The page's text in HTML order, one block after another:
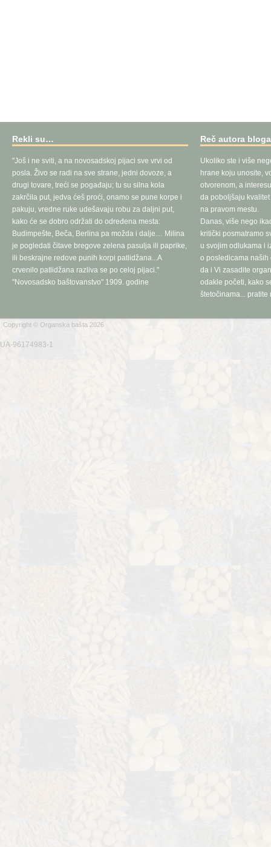
Rekli su…
"Još i ne sviti, a na novosadskoj pijaci sve vrvi od
posla. Živo se radi na sve strane, jedni dovoze, a
drugi tovare, treći se pogađaju; tu su silna kola
zakrčila put, jedva ćeš proći, onamo se pune korpe i
pakuju, vredne ruke udešavaju robu za daljni put,
kako će se dobro održati do određena mesta:
Budimpešte, Beča, Berlina pa možda i dalje… Milina
je pogledati čitave bregove zelena pasulja ili paprike,
ili beskrajne redove punih korpi patlidžana...A
crvenilo patlidžana razliva se po celoj pijaci."
"Novosadsko baštovanstvo" 1909. godine
Reč autora
Ukoliko ste i više
hrane koju unosite,
otvorenom, a
da poboljšaju
na pravom mestu.
Danas, više nego
kritički posmatramo
u svojim odlukama i
o posledicama naših
da i Vi zasadite
odakle početi, kako
štetočinama... pratite
Copyright © Organska bašta 2026
UA-96174983-1